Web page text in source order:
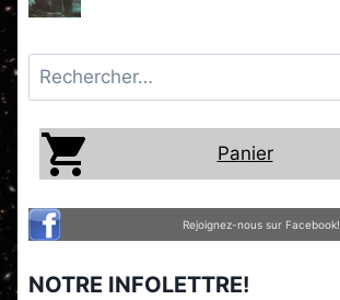
Rechercher :
Panier
Rejoignez-nous sur Facebook!
NOTRE INFOLETTRE!